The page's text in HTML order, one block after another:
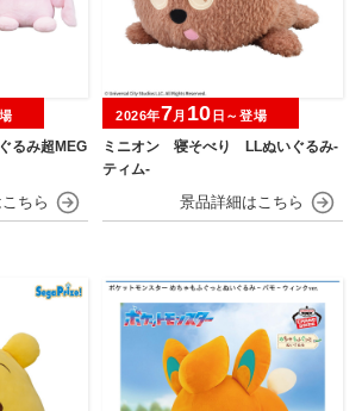
るみ超MEG
ミニオン 寝そべり LLぬいぐるみ‐
ティム‐
2026年7月 10 日～登場